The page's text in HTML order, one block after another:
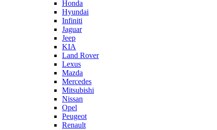
Honda
Hyundai
Infiniti
Jaguar
Jeep
KIA
Land Rover
Lexus
Mazda
Mercedes
Mitsubishi
Nissan
Opel
Peugeot
Renault